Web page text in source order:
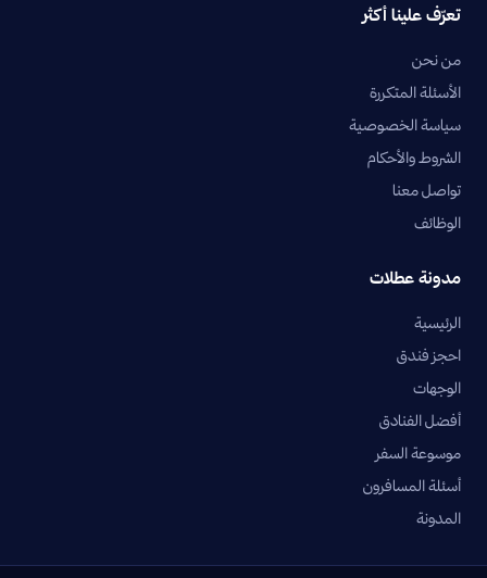
تعرّف علينا أكثر
من نحن
الأسئلة المتكررة
سياسة الخصوصية
الشروط والأحكام
تواصل معنا
الوظائف
مدونة عطلات
الرئيسية
احجز فندق
الوجهات
أفضل الفنادق
موسوعة السفر
أسئلة المسافرون
المدونة